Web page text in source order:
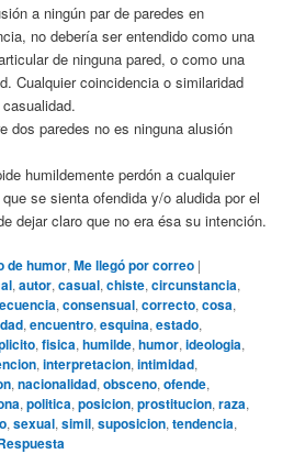
a ningún par de paredes en
no debería ser entendido como una
de ninguna pared, o como una
Cualquier coincidencia o similaridad
dos paredes no es ninguna alusión
humildemente perdón a cualquier
se sienta ofendida y/o aludida por el
dejar claro que no era ésa su intención.
de humor,Me llegó por correo |
,autor,casual,chiste,circunstancia,
,consensual,correcto,cosa,
,encuentro,esquina,estado,
,fisica,humilde,humor,ideologia,
,interpretacion,intimidad,
,nacionalidad,obsceno,ofende,
,politica,posicion,prostitucion,raza,
,sexual,simil,suposicion,tendencia,